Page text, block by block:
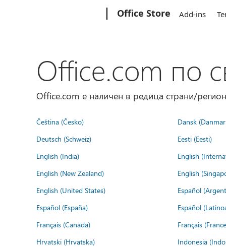
Office Store Add-ins
Office.com по
Office.com е наличен в редица страни/
Čeština (Česko)
Dansk
Deutsch (Schweiz)
Eesti (Eesti)
English (India)
English
English (New Zealand)
English
English (United States)
Español
Español (España)
Español
Français (Canada)
Français
Hrvatski (Hrvatska)
Indonesia